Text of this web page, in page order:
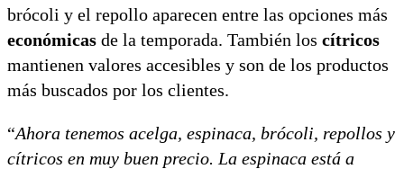
brócoli y el repollo aparecen entre las opciones más
económicas de la temporada. También los cítricos
mantienen valores accesibles y son de los productos
más buscados por los clientes.
“Ahora tenemos acelga, espinaca, brócoli, repollos y
cítricos en muy buen precio. La espinaca está a